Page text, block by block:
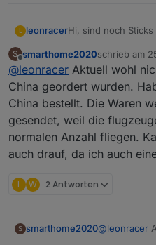
L leonracerHi, sind noch
Danke,
Leonracer
S
Offline
smarthome2020schrieb am
zuletzt
@leonracer Aktuell wohl
China geordert wurden.
China bestellt. Die Waren
gesendet, weil die
normalen Anzahl fliegen.
auch drauf, da ich auch
L W 2 Antworten
S smarthome2020@leonracer